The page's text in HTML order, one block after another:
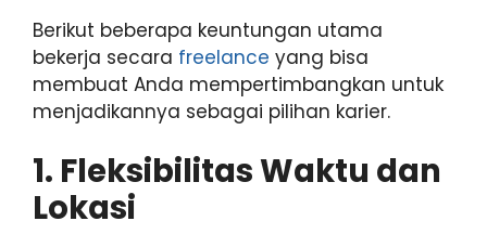
Berikut beberapa keuntungan utama
bekerja secara freelance yang bisa
membuat Anda mempertimbangkan untuk
menjadikannya sebagai pilihan karier.
1. Fleksibilitas Waktu dan
Lokasi